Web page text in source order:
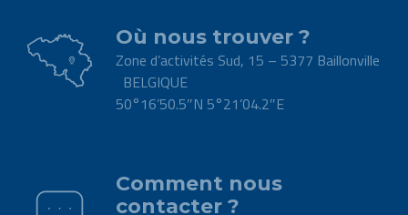
Où nous trouver ?
Zone d’activités Sud, 15 – 5377 Baillonville
BELGIQUE
50°16’50.5″N 5°21’04.2″E
Comment nous
contacter ?